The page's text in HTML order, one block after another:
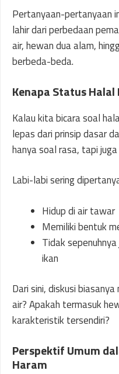
Pertanyaan-pertanyaan
lahir dari perbedaan
air, hewan dua alam,
berbeda-beda.
Kenapa Status
Kalau kita bicara soal
lepas dari prinsip dasar
hanya soal rasa, tapi
Labi-labi sering
Hidup di air tawar
Memiliki bentuk
Tidak
ikan
Dari sini, diskusi
air? Apakah termasuk
karakteristik tersendiri?
Perspektif Umum
Haram